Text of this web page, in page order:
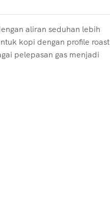
aliran seduhan lebih
kopi dengan profile roast
pelepasan gas menjadi